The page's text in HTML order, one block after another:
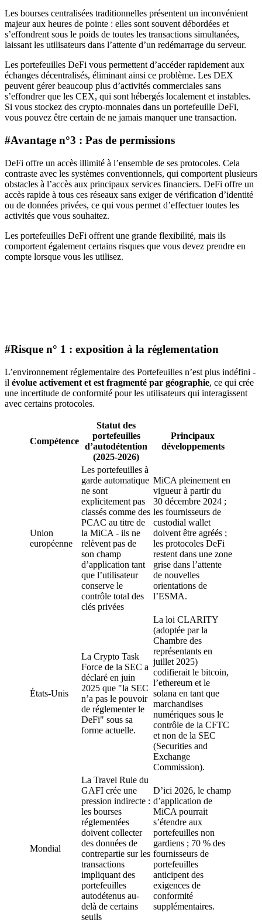
Les bourses centralisées traditionnelles présentent un inconvénient
majeur aux heures de pointe : elles sont souvent débordées et
s’effondrent sous le poids de toutes les transactions simultanées,
laissant les utilisateurs dans l’attente d’un redémarrage du serveur.
Les portefeuilles DeFi vous permettent d’accéder rapidement aux
échanges décentralisés, éliminant ainsi ce problème. Les DEX
peuvent gérer beaucoup plus d’activités commerciales sans
s’effondrer que les CEX, qui sont hébergés localement et instables.
Si vous stockez des crypto-monnaies dans un portefeuille DeFi,
vous pouvez être certain de ne jamais manquer une transaction.
#Avantage n°3 : Pas de permissions
DeFi offre un accès illimité à l’ensemble de ses protocoles. Cela
contraste avec les systèmes conventionnels, qui comportent plusieurs
obstacles à l’accès aux principaux services financiers. DeFi offre un
accès rapide à tous ces réseaux sans exiger de vérification d’identité
ou de données privées, ce qui vous permet d’effectuer toutes les
activités que vous souhaitez.
Les portefeuilles DeFi offrent une grande flexibilité, mais ils
comportent également certains risques que vous devez prendre en
compte lorsque vous les utilisez.
#Risque n° 1 : exposition à la réglementation
L’environnement réglementaire des Portefeuilles n’est plus indéfini -
il évolue activement et est fragmenté par géographie, ce qui crée
une incertitude de conformité pour les utilisateurs qui interagissent
avec certains protocoles.
Compétence
Statut des
portefeuilles
d’autodétention
(2025-2026)
Principaux
développements
Union
européenne
Les portefeuilles à
garde automatique
ne sont
explicitement pas
classés comme des
PCAC au titre de
la MiCA - ils ne
relèvent pas de
son champ
d’application tant
que l’utilisateur
conserve le
contrôle total des
clés privées
MiCA pleinement en
vigueur à partir du
30 décembre 2024 ;
les fournisseurs de
custodial wallet
doivent être agréés ;
les protocoles DeFi
restent dans une zone
grise dans l’attente
de nouvelles
orientations de
l’ESMA.
États-Unis
La Crypto Task
Force de la SEC a
déclaré en juin
2025 que "la SEC
n’a pas le pouvoir
de réglementer le
DeFi" sous sa
forme actuelle.
La loi CLARITY
(adoptée par la
Chambre des
représentants en
juillet 2025)
codifierait le bitcoin,
l’ethereum et le
solana en tant que
marchandises
numériques sous le
contrôle de la CFTC
et non de la SEC
(Securities and
Exchange
Commission).
Mondial
La Travel Rule du
GAFI crée une
pression indirecte :
les bourses
réglementées
doivent collecter
des données de
contrepartie sur les
transactions
impliquant des
portefeuilles
autodétenus au-
delà de certains
seuils
D’ici 2026, le champ
d’application de
MiCA pourrait
s’étendre aux
portefeuilles non
gardiens ; 70 % des
fournisseurs de
portefeuilles
anticipent des
exigences de
conformité
supplémentaires.